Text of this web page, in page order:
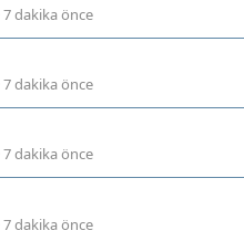
7 dakika önce
7 dakika önce
7 dakika önce
7 dakika önce